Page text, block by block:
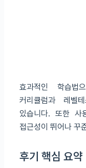
효과적인 학습
커리큘럼과 레벨
있습니다. 또한 사
접근성이 뛰어나 꾸
후기 핵심 요약